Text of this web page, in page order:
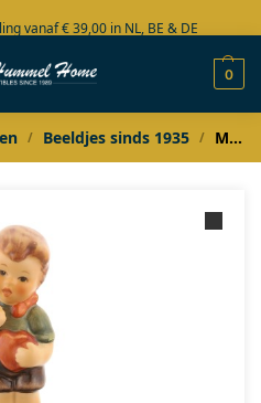
vanaf € 39,00 in NL, BE & DE
in voorraad
0
/ Beeldjes sinds 1935 / M.I. Hummel Magst mich auch?